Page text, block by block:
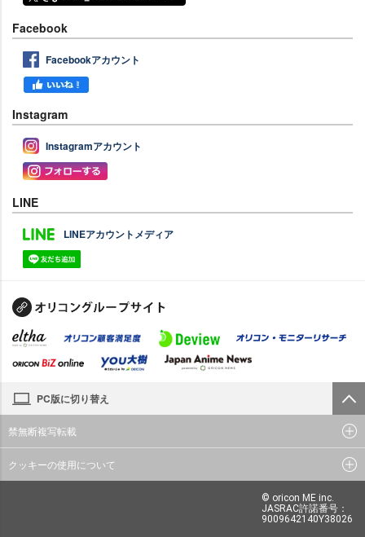
Facebook
Facebookアカウント
Instagram
Instagramアカウント
LINE
LINEアカウントメディア
PC版に切り替え
禁無断複写転載
クッキーの使用について
© oricon ME inc.
JASRAC許諾番号：
9009642140Y38026